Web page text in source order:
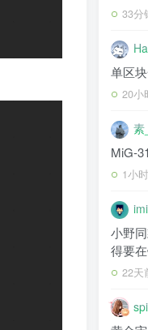
33分
单区
20小
素
MiG-
1小
小野
得要
22天